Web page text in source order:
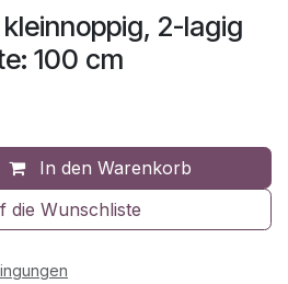
2-lagig
100 cm
In den Warenkorb
die Wunschliste